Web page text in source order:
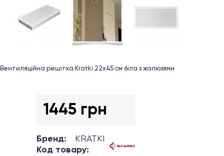
Вентиляційна решітка Kratki 22х45 см біла з жалюзями
1445 грн
Бренд:
KRATKI
Код товару: